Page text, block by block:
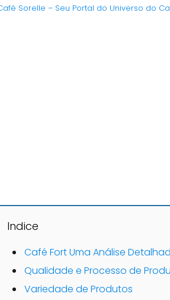
Sorelle – Seu Portal do Universo do
Indice
Café Fort Uma Análise
Qualidade e Processo de
Variedade de Produtos